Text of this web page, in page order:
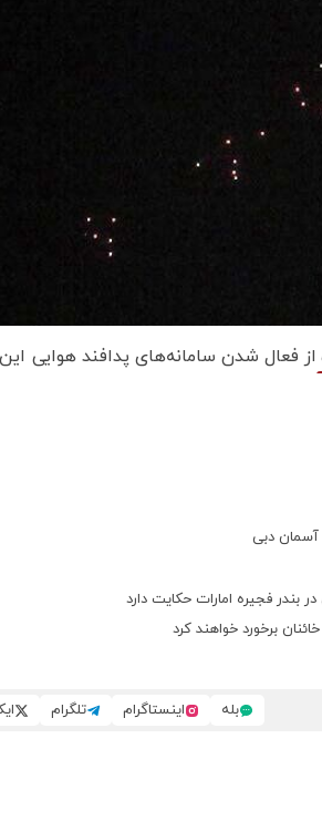
از فعال شدن سامانه‌های پدافند هوایی
فجیره امارات حکایت دارد
برخورد خواهند کرد
بله اینستاگرام تلگرام